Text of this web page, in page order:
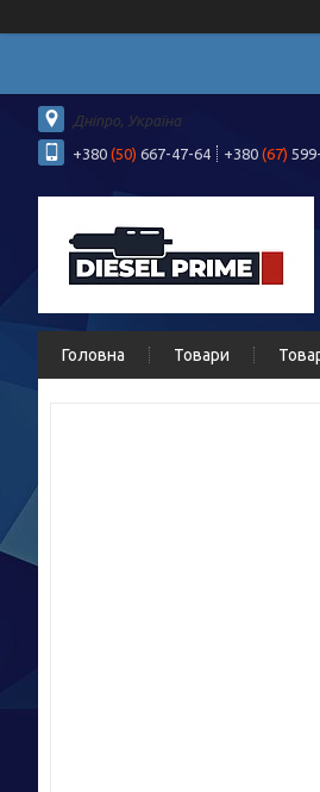
Дніпро, Україна
+380 (50) 667-47-64 +380 (67)
Головна Товари